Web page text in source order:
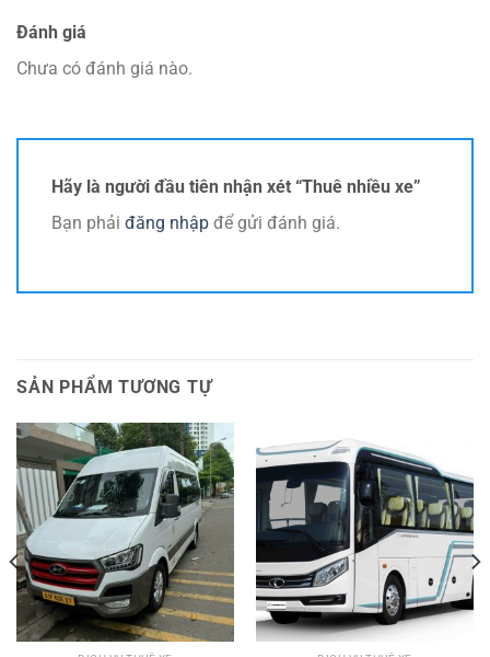
Đánh giá
Chưa có đánh giá nào.
Hãy là người đầu tiên nhận xét “Thuê nhiều xe”
Bạn phải đăng nhập để gửi đánh giá.
SẢN PHẨM TƯƠNG TỰ